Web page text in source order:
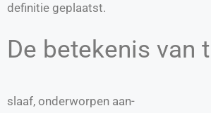
definitie geplaatst.
De betekenis van
slaaf, onderworpen aan-